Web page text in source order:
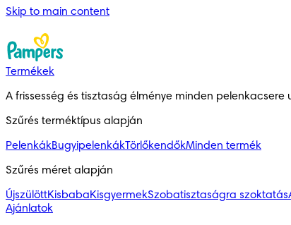
Skip to main content
Termékek
A frissesség és tisztaság élménye minden pelenkacsere
Szűrés terméktípus alapján
PelenkákBugyipelenkákTörlőkendőkMinden termék
Szűrés méret alapján
ÚjszülöttKisbabaKisgyermekSzobatisztaságra szoktatás
Ajánlatok